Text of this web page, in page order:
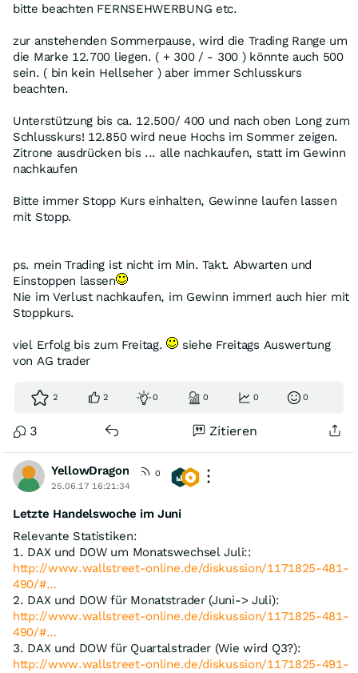
bitte beachten FERNSEHWERBUNG etc.
zur anstehenden Sommerpause, wird die Trading Range um
die Marke 12.700 liegen. ( + 300 / - 300 ) könnte auch 500
sein. ( bin kein Hellseher ) aber immer Schlusskurs
beachten.
Unterstützung bis ca. 12.500/ 400 und nach oben Long zum
Schlusskurs! 12.850 wird neue Hochs im Sommer zeigen.
Zitrone ausdrücken bis ... alle nachkaufen, statt im Gewinn
nachkaufen
Bitte immer Stopp Kurs einhalten, Gewinne laufen lassen
mit Stopp.
ps. mein Trading ist nicht im Min. Takt. Abwarten und
Einstoppen lassen
Nie im Verlust nachkaufen, im Gewinn immer! auch hier mit
Stoppkurs.
viel Erfolg bis zum Freitag.
siehe Freitags Auswertung
von AG trader
2 2 0 0 0 0
3 Zitieren
YellowDragon
0
25.06.17 16:21:34
Letzte Handelswoche im Juni
Relevante Statistiken:
1. DAX und DOW um Monatswechsel Juli::
http://www.wallstreet-online.de/diskussion/1171825-481-
490/#…
2. DAX und DOW für Monatstrader (Juni-> Juli):
http://www.wallstreet-online.de/diskussion/1171825-481-
490/#…
3. DAX und DOW für Quartalstrader (Wie wird Q3?):
http://www.wallstreet-online.de/diskussion/1171825-491-